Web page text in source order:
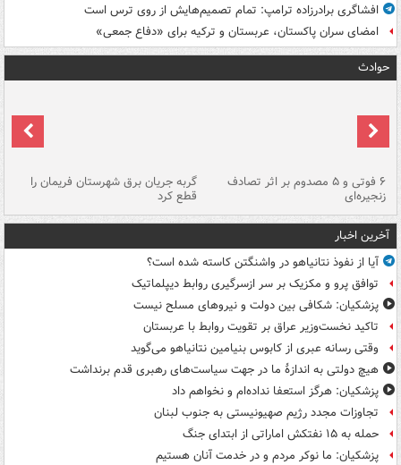
افشاگری برادرزاده ترامپ: تمام تصمیم‌هایش از روی ترس است
امضای سران پاکستان، عربستان و ترکیه برای «دفاع جمعی»
حوادث
۶ فوتی و ۵ مصدوم بر اثر تصادف
زنجیره‌ای
گربه جریان برق شهرستان فریمان را
قطع کرد
آخرین اخبار
آیا از نفوذ نتانیاهو در واشنگتن کاسته شده است؟
توافق پرو و مکزیک بر سر ازسرگیری روابط دیپلماتیک
پزشکیان: شکافی بین دولت و نیروهای مسلح نیست
تاکید نخست‌وزیر عراق بر تقویت روابط با عربستان
وقتی رسانه عبری از کابوس بنیامین نتانیاهو می‌گوید
هیچ دولتی به اندازۀ ما در جهت سیاست‌های رهبری قدم برنداشت
پزشکیان: هرگز استعفا نداده‌ام و نخواهم داد
تجاوزات مجدد رژیم صهیونیستی به جنوب لبنان
حمله به ۱۵ نفتکش‌ اماراتی از ابتدای جنگ
پزشکیان: ما نوکر مردم و در خدمت آنان هستیم